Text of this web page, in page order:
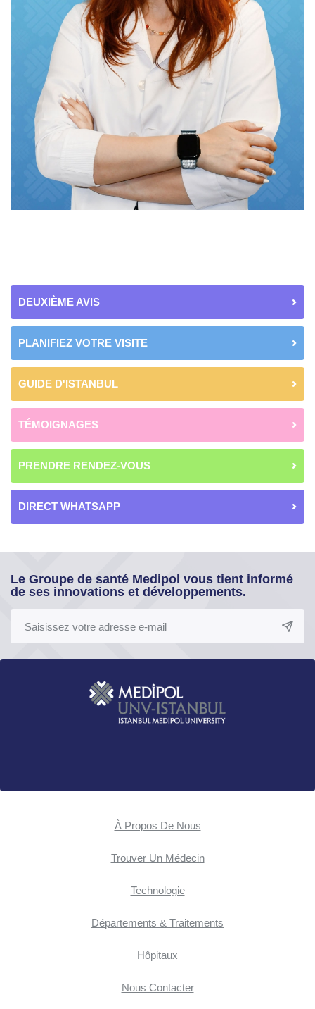
DEUXIÈME AVIS
PLANIFIEZ VOTRE VISITE
GUIDE D'ISTANBUL
TÉMOIGNAGES
PRENDRE RENDEZ-VOUS
DIRECT WHATSAPP
Le Groupe de santé Medipol vous tient informé
de ses innovations et développements.
À Propos De Nous
Trouver Un Médecin
Technologie
Départements & Traitements
Hôpitaux
Nous Contacter